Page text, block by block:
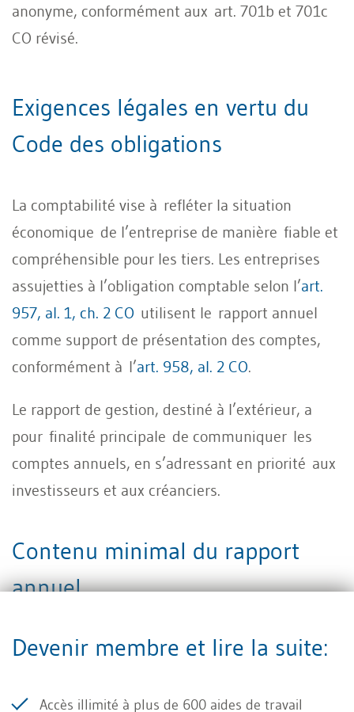
anonyme, conformément aux art. 701b et 701c
CO révisé.
Exigences légales en vertu du
Code des obligations
La comptabilité vise à refléter la situation
économique de l’entreprise de manière fiable et
compréhensible pour les tiers. Les entreprises
assujetties à l’obligation comptable selon l’art.
957, al. 1, ch. 2 CO utilisent le rapport annuel
comme support de présentation des comptes,
conformément à l’art. 958, al. 2 CO.
Le rapport de gestion, destiné à l’extérieur, a
pour finalité principale de communiquer les
comptes annuels, en s’adressant en priorité aux
investisseurs et aux créanciers.
Contenu minimal du rapport
annuel
Le rapport annuel doit au minimum contenir
comprennent généralement:
Devenir membre et lire la suite:
Accès illimité à plus de 600 aides de travail